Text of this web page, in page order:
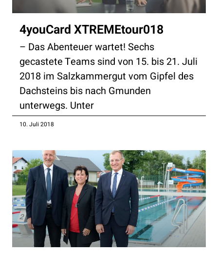
4youCard XTREMEtour018
– Das Abenteuer wartet! Sechs
gecastete Teams sind von 15. bis 21. Juli
2018 im Salzkammergut vom Gipfel des
Dachsteins bis nach Gmunden
unterwegs. Unter
10. Juli 2018